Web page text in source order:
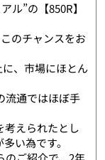
ル”の【850R】
のチャンスをお
、市場にほとん
流通ではほぼ手
考えられたとし
い為です。